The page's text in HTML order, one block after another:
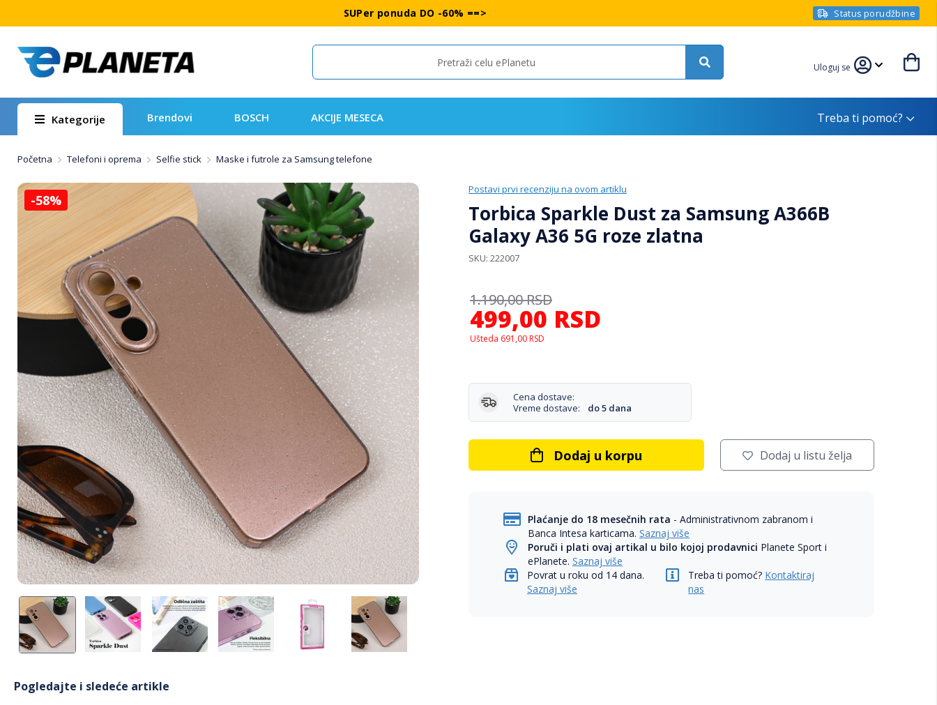
SUPer ponuda DO -60% ==> Status porudžbine
Search Uloguj se
Kategorije Brendovi BOSCH AKCIJE MESECA Treba ti pomoć?
Početna Telefoni i oprema Selfie stick Maske i futrole za Samsung telefone
Postavi prvi recenziju na ovom artiklu
Torbica Sparkle Dust za Samsung A366B
Galaxy A36 5G roze zlatna
SKU 222007
499,00 RSD
1.190,00RSD
Ušteda 691,00 RSD
Cena dostave:
Vreme dostave:
do 5 dana
Dodaj u korpu Dodaj u listu želja
Plaćanje do 18 mesečnih rata - Administrativnom zabranom i
Banca Intesa karticama.Saznaj više
Poruči i plati ovaj artikal u bilo kojoj prodavnici Planete Sport i
ePlanete.Saznaj više
Povrat u roku od 14 dana.
Saznaj više
Treba ti pomoć? Kontaktiraj
nas
-58%
Pogledajte i sledeće artikle